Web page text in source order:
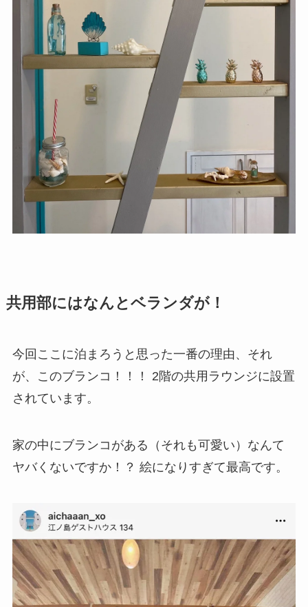
共用部にはなんとベランダが！
今回ここに泊まろうと思った一番の理由、それ
が、このブランコ！！！ 2階の共用ラウンジに設置
されています。
家の中にブランコがある（それも可愛い）なんて
ヤバくないですか！？ 絵になりすぎて最高です。